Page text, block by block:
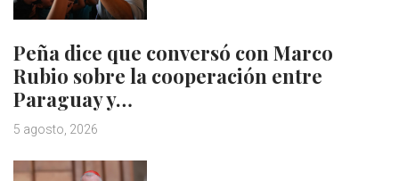
Peña dice que conversó con Marco
Rubio sobre la cooperación entre
Paraguay y…
5 agosto, 2026